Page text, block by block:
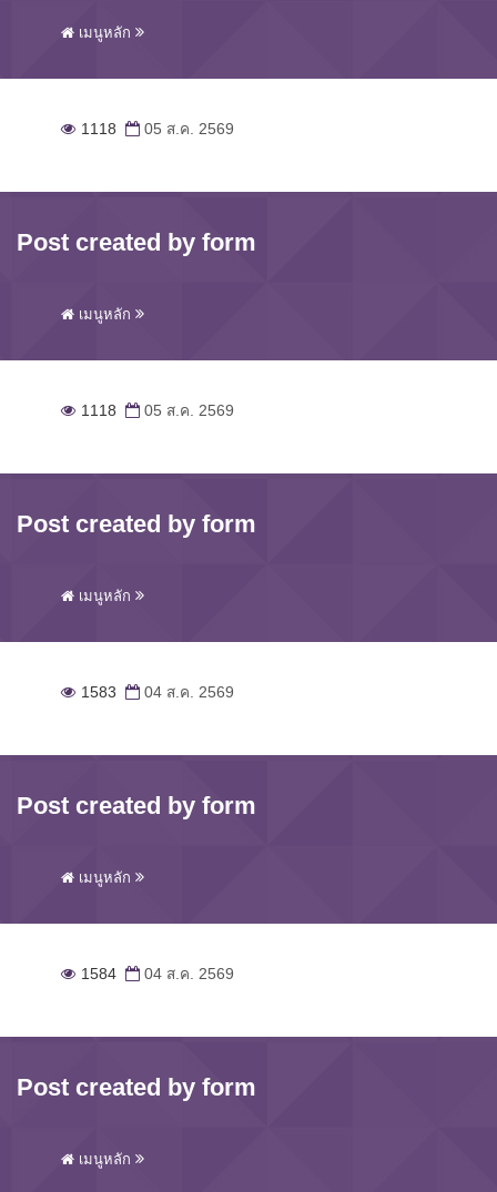
เมนูหลัก
1118 05 ส.ค. 2569
Post created by form
เมนูหลัก
1118 05 ส.ค. 2569
Post created by form
เมนูหลัก
1583 04 ส.ค. 2569
Post created by form
เมนูหลัก
1584 04 ส.ค. 2569
Post created by form
เมนูหลัก